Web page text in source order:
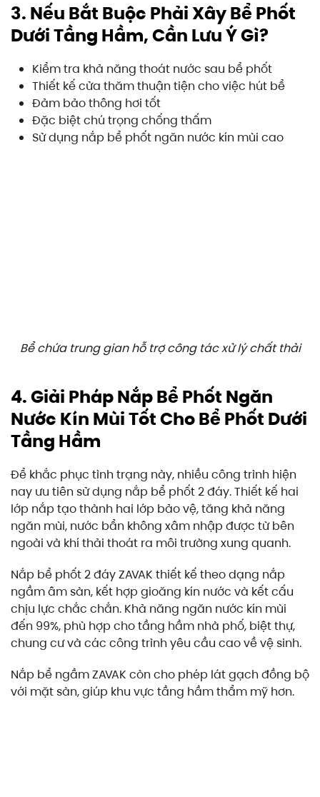
3. Nếu Bắt Buộc Phải Xây Bể Phốt
Dưới Tầng Hầm, Cần Lưu Ý Gì?
Kiểm tra khả năng thoát nước sau bể phốt
Thiết kế cửa thăm thuận tiện cho việc hút bể
Đảm bảo thông hơi tốt
Đặc biệt chú trọng chống thấm
Sử dụng nắp bể phốt ngăn nước kín mùi cao
Bể chứa trung gian hỗ trợ công tác xử lý chất thải
4. Giải Pháp Nắp Bể Phốt Ngăn
Nước Kín Mùi Tốt Cho Bể Phốt Dưới
Tầng Hầm
Để khắc phục tình trạng này, nhiều công trình hiện
nay ưu tiên sử dụng nắp bể phốt 2 đáy. Thiết kế hai
lớp nắp tạo thành hai lớp bảo vệ, tăng khả năng
ngăn mùi, nước bẩn không xâm nhập được từ bên
ngoài và khí thải thoát ra môi trường xung quanh.
Nắp bể phốt 2 đáy ZAVAK thiết kế theo dạng nắp
ngầm âm sàn, kết hợp gioăng kín nước và kết cấu
chịu lực chắc chắn. Khả năng ngăn nước kín mùi
đến 99%, phù hợp cho tầng hầm nhà phố, biệt thự,
chung cư và các công trình yêu cầu cao về vệ sinh.
Nắp bể ngầm ZAVAK còn cho phép lát gạch đồng bộ
với mặt sàn, giúp khu vực tầng hầm thẩm mỹ hơn.